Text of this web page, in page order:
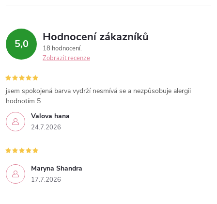
v
ý
p
s
u
5,0 Hodnocení zákazníků
18 hodnocení
Zobrazit recenze
Valova hana
24.7.2026
jsem spokojená barva vydrží nesmívá se a nezpůsobuje alergii
hodnotím 5
Maryna Shandra
17.7.2026